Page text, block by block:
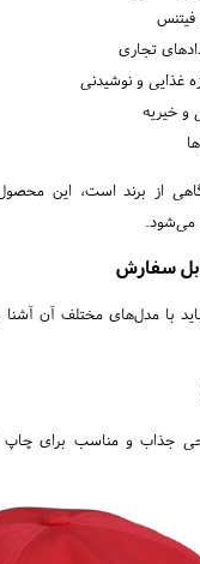
فیتنس
تجاری
غذایی و نوشیدنی
و خیریه
از برند است، این محصول
می‌شود.
سفارش
با مدل‌های مختلف آن آشنا
جذاب و مناسب برای